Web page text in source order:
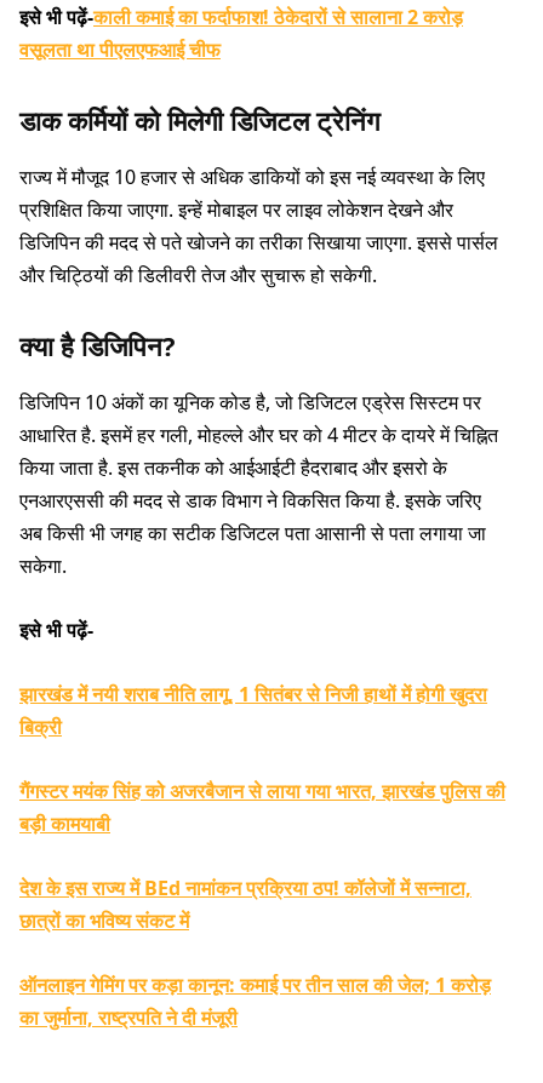
इसे भी पढ़ें-काली कमाई का फर्दाफाश! ठेकेदारों से सालाना 2 करोड़
वसूलता था पीएलएफआई चीफ
डाक कर्मियों को मिलेगी डिजिटल ट्रेनिंग
राज्य में मौजूद 10 हजार से अधिक डाकियों को इस नई व्यवस्था के लिए
प्रशिक्षित किया जाएगा. इन्हें मोबाइल पर लाइव लोकेशन देखने और
डिजिपिन की मदद से पते खोजने का तरीका सिखाया जाएगा. इससे पार्सल
और चिट्ठियों की डिलीवरी तेज और सुचारू हो सकेगी.
क्या है डिजिपिन?
डिजिपिन 10 अंकों का यूनिक कोड है, जो डिजिटल एड्रेस सिस्टम पर
आधारित है. इसमें हर गली, मोहल्ले और घर को 4 मीटर के दायरे में चिह्नित
किया जाता है. इस तकनीक को आईआईटी हैदराबाद और इसरो के
एनआरएससी की मदद से डाक विभाग ने विकसित किया है. इसके जरिए
अब किसी भी जगह का सटीक डिजिटल पता आसानी से पता लगाया जा
सकेगा.
इसे भी पढ़ें-
झारखंड में नयी शराब नीति लागू, 1 सितंबर से निजी हाथों में होगी खुदरा
बिक्री
गैंगस्टर मयंक सिंह को अजरबैजान से लाया गया भारत, झारखंड पुलिस की
बड़ी कामयाबी
देश के इस राज्य में BEd नामांकन प्रक्रिया ठप! कॉलेजों में सन्नाटा,
छात्रों का भविष्य संकट में
ऑनलाइन गेमिंग पर कड़ा कानून: कमाई पर तीन साल की जेल; 1 करोड़
का जुर्माना, राष्ट्रपति ने दी मंजूरी